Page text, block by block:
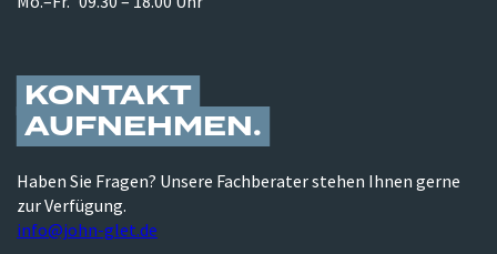
KONTAKT
AUFNEHMEN
Haben Sie Fragen? Unsere Fachberater stehen Ihnen gerne
zur Verfügung.
info@john-glet.de